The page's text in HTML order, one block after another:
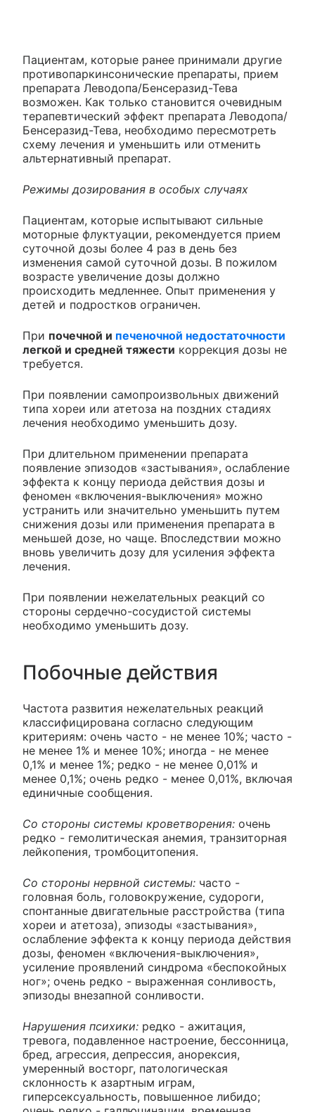
Пациентам, которые ранее принимали другие
противопаркинсонические препараты, прием
препарата Леводопа/Бенсеразид-Тева
возможен. Как только становится очевидным
терапевтический эффект препарата Леводопа/
Бенсеразид-Тева, необходимо пересмотреть
схему лечения и уменьшить или отменить
альтернативный препарат.
Режимы дозирования в особых случаях
Пациентам, которые испытывают сильные
моторные флуктуации, рекомендуется прием
суточной дозы более 4 раз в день без
изменения самой суточной дозы. В пожилом
возрасте увеличение дозы должно
происходить медленнее. Опыт применения у
детей и подростков ограничен.
При почечной и печеночной недостаточности
легкой и средней тяжести коррекция дозы не
требуется.
При появлении самопроизвольных движений
типа хореи или атетоза на поздних стадиях
лечения необходимо уменьшить дозу.
При длительном применении препарата
появление эпизодов «застывания», ослабление
эффекта к концу периода действия дозы и
феномен «включения-выключения» можно
устранить или значительно уменьшить путем
снижения дозы или применения препарата в
меньшей дозе, но чаще. Впоследствии можно
вновь увеличить дозу для усиления эффекта
лечения.
При появлении нежелательных реакций со
стороны сердечно-сосудистой системы
необходимо уменьшить дозу.
Побочные действия
Частота развития нежелательных реакций
классифицирована согласно следующим
критериям: очень часто - не менее 10%; часто -
не менее 1% и менее 10%; иногда - не менее
0,1% и менее 1%; редко - не менее 0,01% и
менее 0,1%; очень редко - менее 0,01%, включая
единичные сообщения.
Со стороны системы кроветворения: очень
редко - гемолитическая анемия, транзиторная
лейкопения, тромбоцитопения.
Со стороны нервной системы: часто -
головная боль, головокружение, судороги,
спонтанные двигательные расстройства (типа
хореи и атетоза), эпизоды «застывания»,
ослабление эффекта к концу периода действия
дозы, феномен «включения-выключения»,
усиление проявлений синдрома «беспокойных
ног»; очень редко - выраженная сонливость,
эпизоды внезапной сонливости.
Нарушения психики: редко - ажитация,
тревога, подавленное настроение, бессонница,
бред, агрессия, депрессия, анорексия,
умеренный восторг, патологическая
склонность к азартным играм,
гиперсексуальность, повышенное либидо;